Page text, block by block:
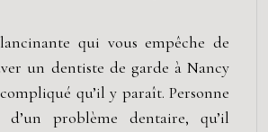
qui vous empêche de
un dentiste de garde à Nancy
compliqué qu’il y paraît. Personne
d’un problème dentaire, qu’il